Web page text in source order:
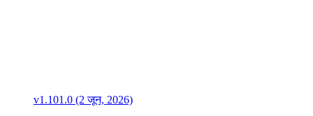
v1.101.0 (2 जून, 2026)